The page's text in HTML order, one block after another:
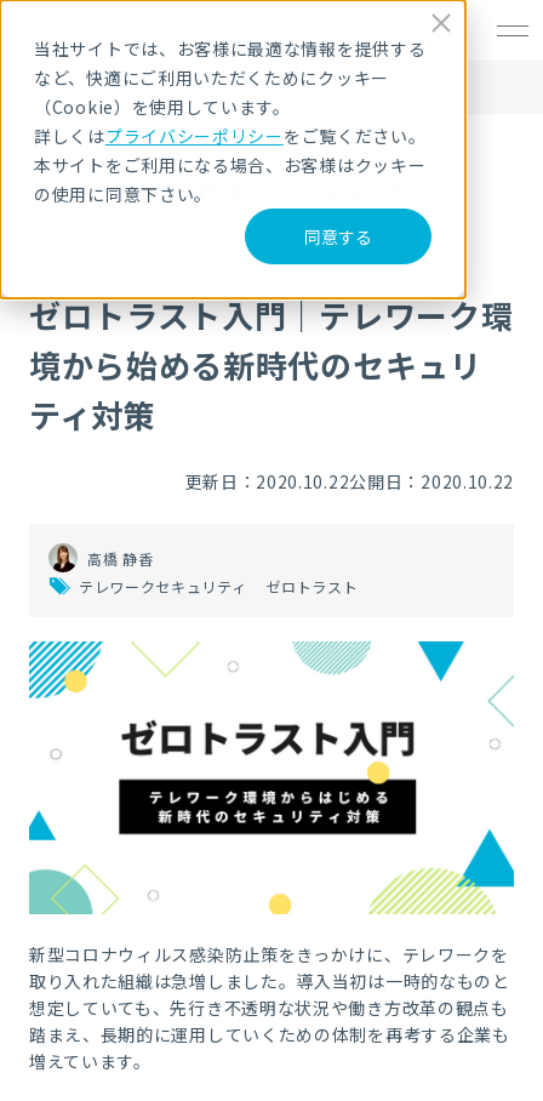
当社サイトでは、お客様に最適な情報を提供する
など、快適にご利用いただくためにクッキー
（Cookie）を使用しています。
詳しくはプライバシーポリシーをご覧ください。
本サイトをご利用になる場合、お客様はクッキー
の使用に同意下さい。
同意する
HOME
NRIセキュア ブログ
ゼロトラスト入門｜テレワーク環境から始める新時代のセキュリティ対策
NRIセキュア ブログ
ゼロトラスト入門｜テレワーク環
境から始める新時代のセキュリ
ティ対策
更新日：2020.10.22公開日：2020.10.22
高橋 静香
テレワークセキュリティ
ゼロトラスト
新型コロナウィルス感染防止策をきっかけに、テレワークを
取り入れた組織は急増しました。導入当初は一時的なものと
想定していても、先行き不透明な状況や働き方改革の観点も
踏まえ、長期的に運用していくための体制を再考する企業も
増えています。